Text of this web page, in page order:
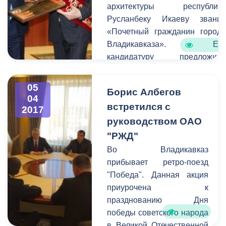
города.
архитектуры республики
Русланбеку Икаеву звание
«Почетный гражданин города
Владикавказа». Его
кандидатуру предложила
Собрания РФ Валентина
Матвиенко. Это произошло
после ее
посещения реабилитационного
центра для детей с диагнозом
ДЦП «Ир», который Икаев
построил на собственные
05
04
2017
Борис Албегов
встретился с
руководством ОАО
"РЖД"
Во Владикавказ
прибывает ретро-поезд
"Победа". Данная акция
приурочена к
празднованию Дня
победы советского народа